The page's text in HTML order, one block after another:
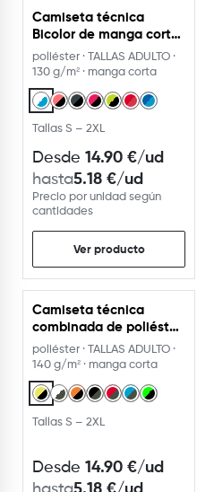
Camiseta técnica
Bicolor de manga corta
130g
poliéster · TALLAS ADULTO ·
130 g/m² · manga corta
Tallas S – 2XL
Desde 14.90 €/ud
hasta5.18 €/ud
Precio por unidad según
cantidades
Ver producto
Camiseta técnica
combinada de poliéster
manga corta ranglán
140G
poliéster · TALLAS ADULTO ·
140 g/m² · manga corta
Tallas S – 2XL
Desde 14.90 €/ud
hasta5.18 €/ud